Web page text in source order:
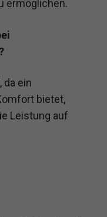
ermöglichen.
da ein
bietet,
Leistung auf